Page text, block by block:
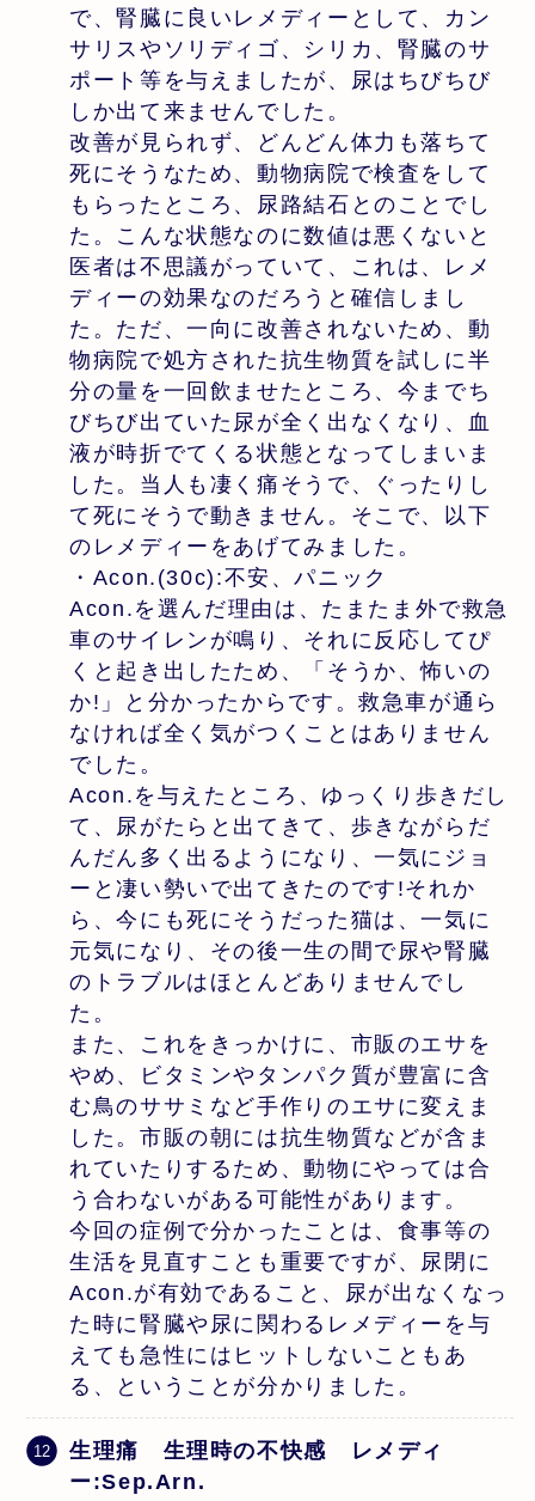
で、腎臓に良いレメディーとして、カン
サリスやソリディゴ、シリカ、腎臓のサ
ポート等を与えましたが、尿はちびちび
しか出て来ませんでした。
改善が見られず、どんどん体力も落ちて
死にそうなため、動物病院で検査をして
もらったところ、尿路結石とのことでし
た。こんな状態なのに数値は悪くないと
医者は不思議がっていて、これは、レメ
ディーの効果なのだろうと確信しまし
た。ただ、一向に改善されないため、動
物病院で処方された抗生物質を試しに半
分の量を一回飲ませたところ、今までち
びちび出ていた尿が全く出なくなり、血
液が時折でてくる状態となってしまいま
した。当人も凄く痛そうで、ぐったりし
て死にそうで動きません。そこで、以下
のレメディーをあげてみました。
・Acon.(30c):不安、パニック
Acon.を選んだ理由は、たまたま外で救急
車のサイレンが鳴り、それに反応してぴ
くと起き出したため、「そうか、怖いの
か!」と分かったからです。救急車が通ら
なければ全く気がつくことはありません
でした。
Acon.を与えたところ、ゆっくり歩きだし
て、尿がたらと出てきて、歩きながらだ
んだん多く出るようになり、一気にジョ
ーと凄い勢いで出てきたのです!それか
ら、今にも死にそうだった猫は、一気に
元気になり、その後一生の間で尿や腎臓
のトラブルはほとんどありませんでし
た。
また、これをきっかけに、市販のエサを
やめ、ビタミンやタンパク質が豊富に含
む鳥のササミなど手作りのエサに変えま
した。市販の朝には抗生物質などが含ま
れていたりするため、動物にやっては合
う合わないがある可能性があります。
今回の症例で分かったことは、食事等の
生活を見直すことも重要ですが、尿閉に
Acon.が有効であること、尿が出なくなっ
た時に腎臓や尿に関わるレメディーを与
えても急性にはヒットしないこともあ
る、ということが分かりました。
生理痛 生理時の不快感 レメディ
ー:Sep.Arn.